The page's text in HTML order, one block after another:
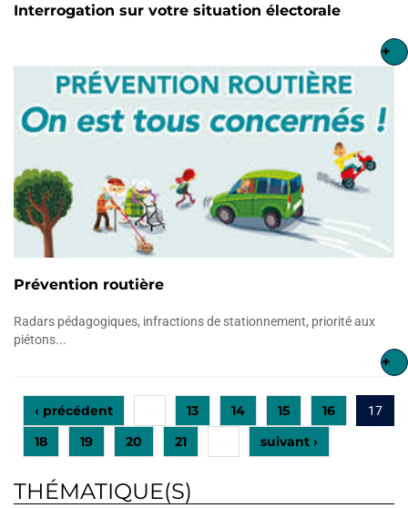
Interrogation sur votre situation électorale
+
Prévention routière
Radars pédagogiques, infractions de stationnement, priorité aux
piétons...
+
‹ précédent 13 14 15 16 17
18 19 20 21 suivant ›
THÉMATIQUE(S)